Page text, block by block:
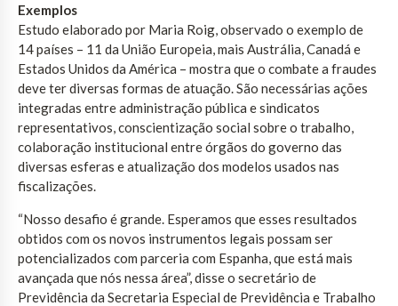
Exemplos
Estudo elaborado por Maria Roig, observado o exemplo de
14 países – 11 da União Europeia, mais Austrália, Canadá e
Estados Unidos da América – mostra que o combate a fraudes
deve ter diversas formas de atuação. São necessárias ações
integradas entre administração pública e sindicatos
representativos, conscientização social sobre o trabalho,
colaboração institucional entre órgãos do governo das
diversas esferas e atualização dos modelos usados nas
fiscalizações.
“Nosso desafio é grande. Esperamos que esses resultados
obtidos com os novos instrumentos legais possam ser
potencializados com parceria com Espanha, que está mais
avançada que nós nessa área”, disse o secretário de
Previdência da Secretaria Especial de Previdência e Trabalho